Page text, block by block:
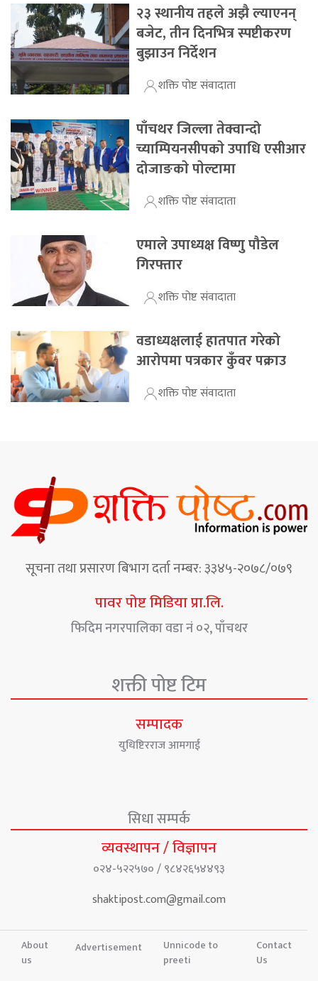
२३ स्थानीय तहले अझै ल्याएनन्
बजेट, तीन दिनभित्र स्पष्टीकरण
बुझाउन निर्देशन
शक्ति पोष्ट संवादाता
पाँचथर जिल्ला तेक्वान्दो
च्याम्पियनसीपकाे उपाधि एसीआर
दोजाङकाे पाेल्टामा
शक्ति पोष्ट संवादाता
एमाले उपाध्यक्ष विष्णु पौडेल
गिरफ्तार
शक्ति पोष्ट संवादाता
वडाध्यक्षलाई हातपात गरेको
आरोपमा पत्रकार कुँवर पक्राउ
शक्ति पोष्ट संवादाता
सूचना तथा प्रसारण बिभाग दर्ता नम्बर: ३३४५-२०७८/०७९
पावर पोष्ट मिडिया प्रा.लि.
फिदिम नगरपालिका वडा नं ०२, पाँचथर
शक्ती पोष्ट टिम
सम्पादक
युधिष्टिरराज आमगाई
सिधा सम्पर्क
व्यवस्थापन / विज्ञापन
०२४-५२२५७० / ९८४२६५४४९३
shaktipost.com@gmail.com
About
us
Advertisement
Unnicode to
preeti
Contact
Us